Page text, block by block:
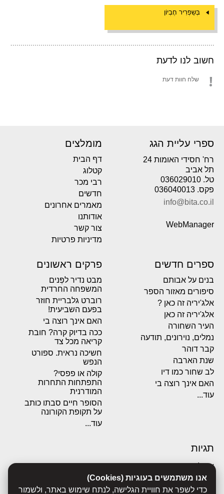
אנו משתמשים בעוגיות (Cookies)
כדי לשפר את חוויית הגלישה, לנתח שימוש באתר, ולשמור
בְּשַפְרִיר חֶבְיוֹן
חשוב לנו לדעת
שלח חוות דעת
ספרי עליית הגג
רח' חסידי האומות 24
תל אביב
טל. 036029010
פקס. 036040013
info@bita.co.il
WebManager
מומלצים
דף הבית
קטלוג
רבי מכר
חדשים
מאמרים אחרונים
אודותנו
צור קשר
מדיניות פרטיות
ספרים חדשים
בנים על אבותם
סיפורים מאזור הספר
אלג'יריה זה כאן ?
אלג'יריה זה כאן
העיר השחורה
נמלים, נוירונים, תודעה
קבר דוהר
שנת הארבה
לב שחור כמו דיו
האם אינך רוצה בי
עוד...
פרקים ראשונים
מבט נדיר לפְּנים
המשפחה החרדית
רוברט גלבריית חוזר
בפעם השביעית!
האם אינך רוצה בי
ככה בדיוק קרה? חובת
קריאה מכל צד
חשיכה נראית. ספורט
הנפש
קולה או פפסי?
התפתחות התחרות
המודרנית
הסופר חיים סבתו כותב
על תקופת הקורונה
עוד...
תגיות
אבולוציה
אכסדרה
אנשים